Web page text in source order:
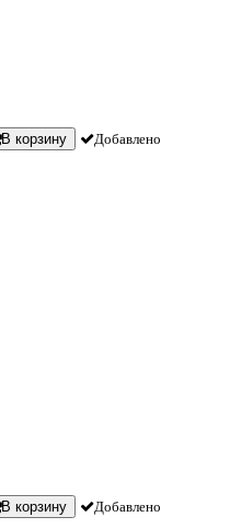
В корзину Добавлено
В корзину Добавлено